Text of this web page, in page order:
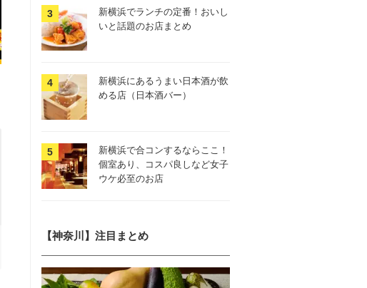
新横浜でランチの定番！おいし
いと話題のお店まとめ
新横浜にあるうまい日本酒が飲
める店（日本酒バー）
新横浜で合コンするならここ！
個室あり、コスパ良しなど女子
ウケ必至のお店
【神奈川】注目まとめ